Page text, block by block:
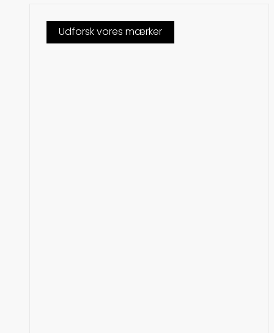
Udforsk vores mærker